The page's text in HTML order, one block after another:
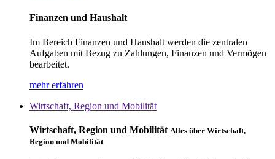
Finanzen und Haushalt
Im Bereich Finanzen und Haushalt werden die zentralen
Aufgaben mit Bezug zu Zahlungen, Finanzen und Vermögen
bearbeitet.
mehr erfahren
Wirtschaft, Region und Mobilität
Wirtschaft, Region und Mobilität Alles über Wirtschaft,
Region und Mobilität